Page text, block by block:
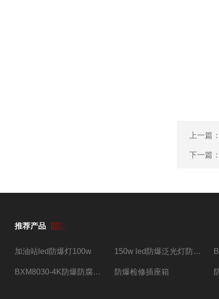
上一篇
下一篇
推荐产品
加油站led防爆灯100w 150w led防爆泛光灯防水防尘防爆三防灯
BXM8030-4K防爆防腐照明配电箱四路带总开关 防爆检修插座箱